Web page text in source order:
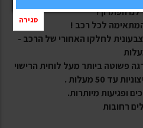
הפתרון !
לכל רכב !
לחלקו האחורי של הרכב -
פשוטה ביותר מעל לוחית הרישוי
50 מעלות .
ופגיעות מיותרות.
רחובות
סגירה